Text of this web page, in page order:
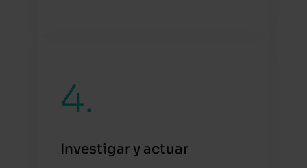
4.
Investigar y actuar